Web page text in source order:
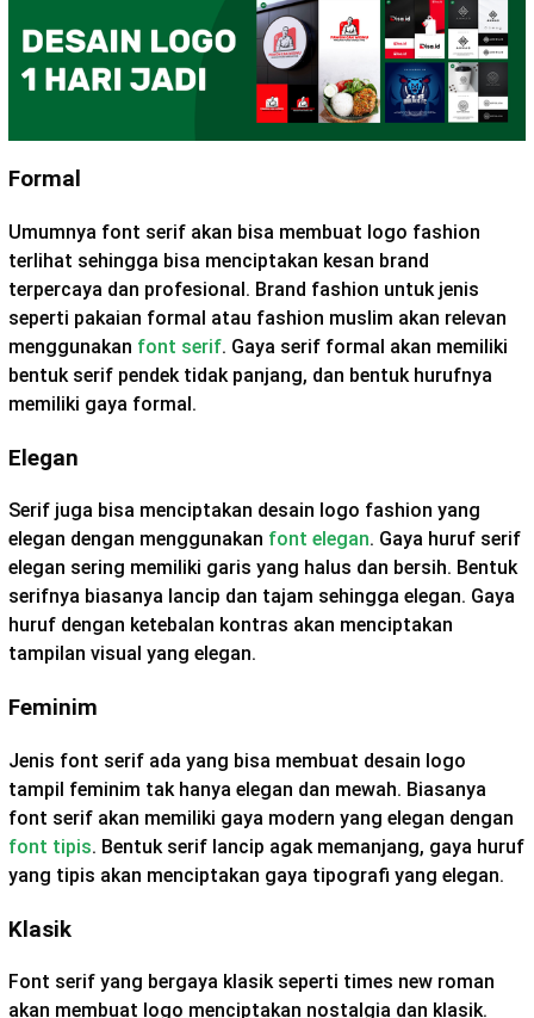
Formal
Umumnya font serif akan bisa membuat logo fashion
terlihat sehingga bisa menciptakan kesan brand
terpercaya dan profesional. Brand fashion untuk jenis
seperti pakaian formal atau fashion muslim akan relevan
menggunakan font serif. Gaya serif formal akan memiliki
bentuk serif pendek tidak panjang, dan bentuk hurufnya
memiliki gaya formal.
Elegan
Serif juga bisa menciptakan desain logo fashion yang
elegan dengan menggunakan font elegan. Gaya huruf serif
elegan sering memiliki garis yang halus dan bersih. Bentuk
serifnya biasanya lancip dan tajam sehingga elegan. Gaya
huruf dengan ketebalan kontras akan menciptakan
tampilan visual yang elegan.
Feminim
Jenis font serif ada yang bisa membuat desain logo
tampil feminim tak hanya elegan dan mewah. Biasanya
font serif akan memiliki gaya modern yang elegan dengan
font tipis. Bentuk serif lancip agak memanjang, gaya huruf
yang tipis akan menciptakan gaya tipografi yang elegan.
Klasik
Font serif yang bergaya klasik seperti times new roman
akan membuat logo menciptakan nostalgia dan klasik.